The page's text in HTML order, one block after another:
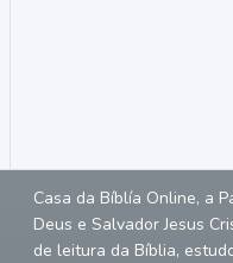
Casa da Bíblía Online, a
Deus e Salvador Jesus
de leitura da Bíblia,